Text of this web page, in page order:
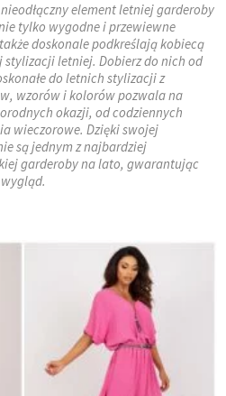
element letniej garderoby
tylko wygodne i przewiewne
doskonale podkreślają kobiecą
letniej. Dobierz do nich od
do letnich stylizacji z
wzorów i kolorów pozwala na
okazji, od codziennych
wieczorowe. Dzięki swojej
są jednym z najbardziej
garderoby na lato, gwarantując